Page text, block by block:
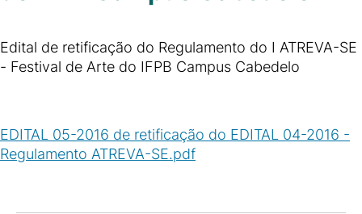
Edital de retificação do Regulamento do I ATREVA-SE
- Festival de Arte do IFPB Campus Cabedelo
EDITAL 05-2016 de retificação do EDITAL 04-2016 -
Regulamento ATREVA-SE.pdf